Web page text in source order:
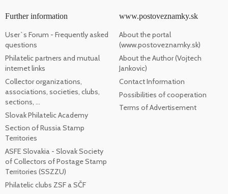
Further information
User`s Forum - Frequently asked
questions
Philatelic partners and mutual
internet links
Collector organizations,
associations, societies, clubs,
sections, ...
Slovak Philatelic Academy
Section of Russia Stamp
Territories
ASFE Slovakia - Slovak Society
of Collectors of Postage Stamp
Territories (SSZZU)
Philatelic clubs ZSF a SČF
www.postoveznamky.sk
About the portal
(www.postoveznamky.sk)
About the Author (Vojtech
Jankovic)
Contact Information
Possibilities of cooperation
Terms of Advertisement